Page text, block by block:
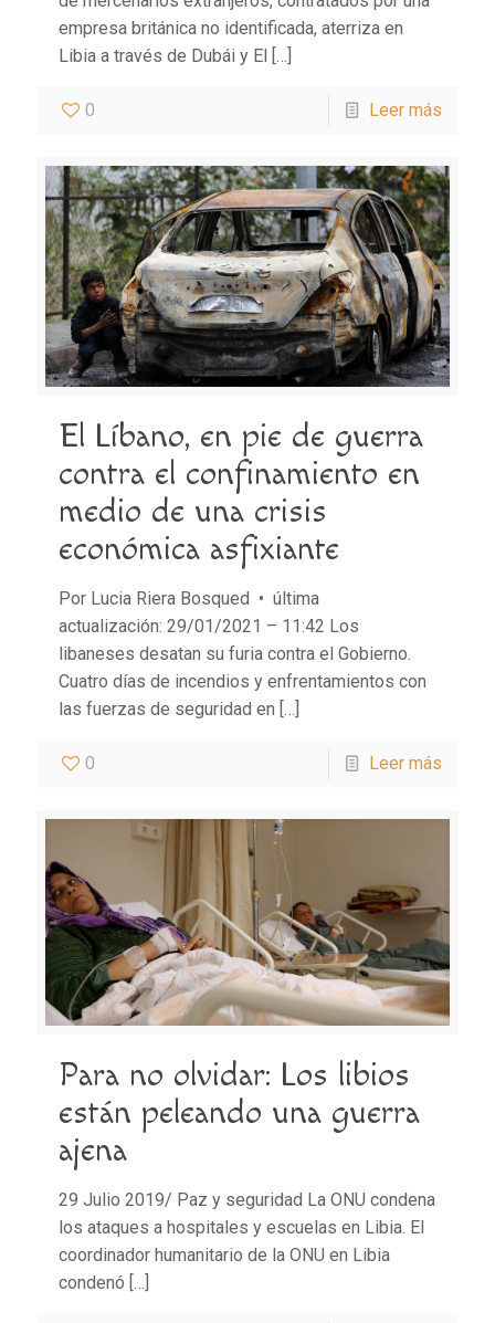
empresa británica no identificada, aterriza en
Libia a través de Dubái y El […]
0 Leer más
El Líbano, en pie de guerra
contra el confinamiento en
medio de una crisis
económica asfixiante
Por Lucia Riera Bosqued • última
actualización: 29/01/2021 – 11:42 Los
libaneses desatan su furia contra el Gobierno.
Cuatro días de incendios y enfrentamientos con
las fuerzas de seguridad en […]
0 Leer más
Para no olvidar: Los libios
están peleando una guerra
ajena
29 Julio 2019/ Paz y seguridad La ONU condena
los ataques a hospitales y escuelas en Libia. El
coordinador humanitario de la ONU en Libia
condenó […]